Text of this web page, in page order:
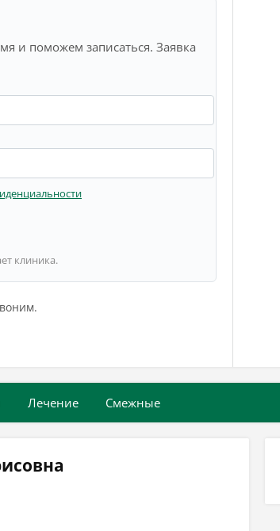
и поможем записаться. Заявка
клиника.
Лечение Смежные